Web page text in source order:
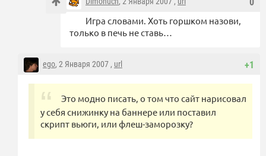
Игра словами. Хоть горшком назови,
только в печь не ставь…
+1
ego, 2 Января 2007 , url
Это модно писать, о том что сайт нарисовал
у себя снижинку на баннере или поставил
скрипт вьюги, или флеш-заморозку?